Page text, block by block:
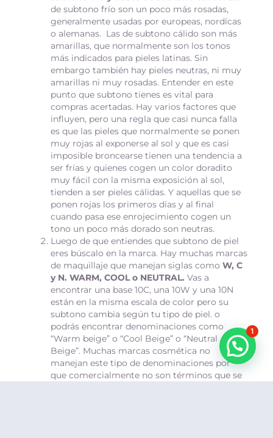
de subtono frío son un poco más rosadas,
generalmente usadas por europeas, nordícas
o alemanas. Las de subtono cálido son más
amarillas, que normalmente son los tonos
más indicados para pieles latinas. Sin
embargo también hay pieles neutras, ni muy
amarillas ni muy rosadas. Entender en este
punto que subtono tienes es vital para
compras acertadas. Hay varios factores que
influyen, pero una regla que casi nunca falla
es que las pieles que normalmente se ponen
muy rojas al exponerse al sol y que es casi
imposible broncearse tienen una tendencia a
ser frías y quienes cogen un color doradito
muy fácil con la misma exposición al sol,
tienden a ser pieles cálidas. Y aquellas que se
ponen rojas los primeros días y al final
cuando pasa ese enrojecimiento cogen un
tono un poco más dorado son neutras.
Luego de que entiendes que subtono de piel
eres búscalo en la marca. Hay muchas marcas
de maquillaje que manejan siglas comoW, C
y N. WARM, COOL o NEUTRAL. Vas a
encontrar una base 10C, una 10W y una 10N
están en la misma escala de color pero su
subtono cambia según tu tipo de piel. o
podrás encontrar denominaciones como
“Warm beige” o “Cool Beige” o “Neutral
Beige”. Muchas marcas cosmética no
manejan este tipo de denominaciones por
que comercialmente no son términos que se
1